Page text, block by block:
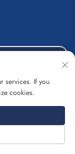
Ltd. Wszelkie
services. If you
cookies.